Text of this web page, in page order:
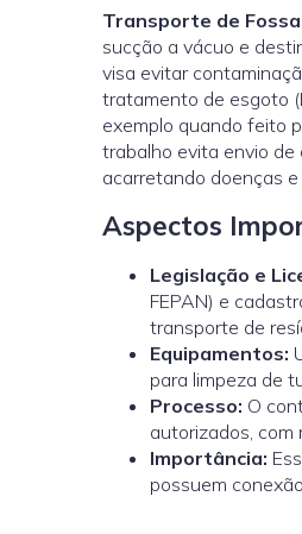
Transporte de
sucção a vácuo e
visa evitar
tratamento de esgoto
exemplo quando feito
trabalho evita envio de
acarretando doenças
Aspectos
Legislação e
FEPAN) e
transporte de
Equipamentos:
para limpeza de
Processo: O
autorizados,
Importância:
possuem